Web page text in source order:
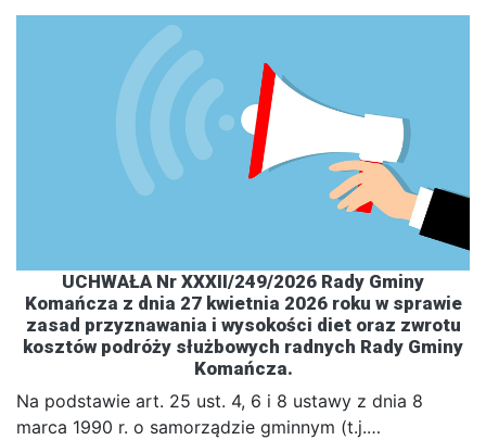
UCHWAŁA Nr XXXII/249/2026 Rady Gminy
Komańcza z dnia 27 kwietnia 2026 roku w sprawie
zasad przyznawania i wysokości diet oraz zwrotu
kosztów podróży służbowych radnych Rady Gminy
Komańcza.
Na podstawie art. 25 ust. 4, 6 i 8 ustawy z dnia 8
marca 1990 r. o samorządzie gminnym (t.j.…